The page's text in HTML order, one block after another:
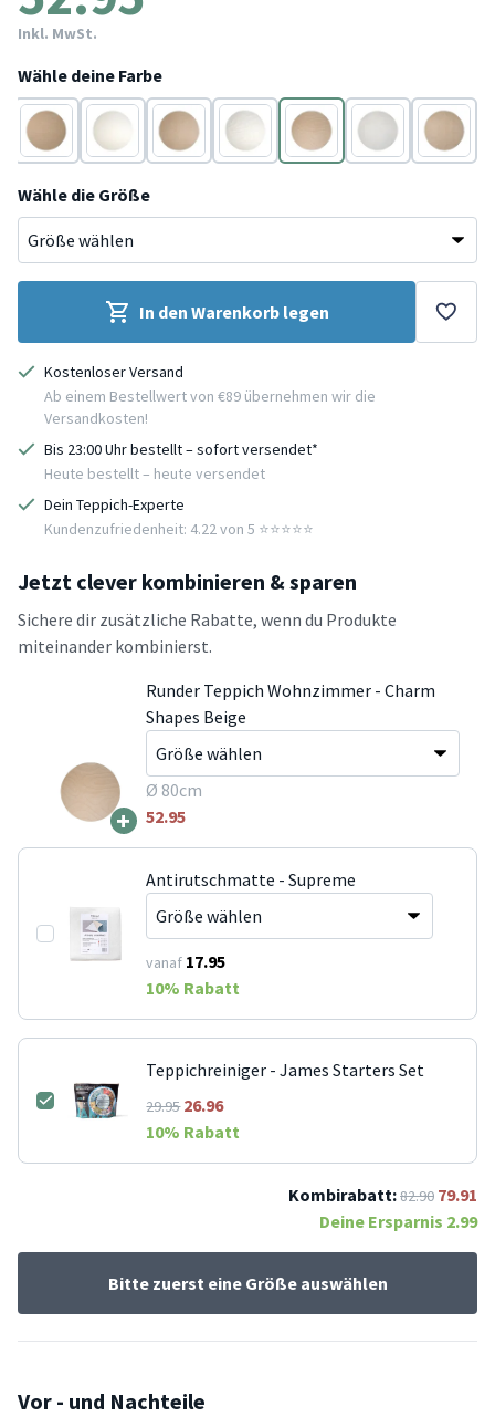
Inkl. MwSt.
Wähle deine Farbe
Beige Weiß Beige Weiß Beige Weiß
Beige
Wähle die Größe
In den Warenkorb legen
Kostenloser Versand
Ab einem Bestellwert von €89 übernehmen wir die
Versandkosten!
Bis 23:00 Uhr bestellt – sofort versendet*
Heute bestellt – heute versendet
Dein Teppich-Experte
Kundenzufriedenheit: 4.22 von 5 ⭐️⭐️⭐️⭐️⭐️
Jetzt clever kombinieren & sparen
Sichere dir zusätzliche Rabatte, wenn du Produkte
miteinander kombinierst.
+
Runder Teppich Wohnzimmer - Charm
Shapes Beige
Ø 80cm
52.95
Antirutschmatte - Supreme
vanaf 17.95
10% Rabatt
Teppichreiniger - James Starters Set
29.9526.96
10% Rabatt
Kombirabatt:82.90 79.91
Deine Ersparnis 2.99
Bitte zuerst eine Größe auswählen
Vor - und Nachteile